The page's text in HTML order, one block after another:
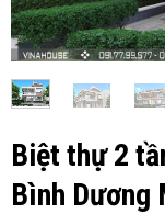
Biệt thự 2
Bình Dương